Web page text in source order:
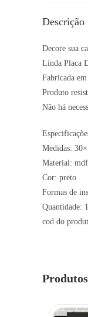
Descrição
Decore sua
Linda Placa
Fabricada
Produto
Não há
Medidas:
Material:
Cor: preto
Formas de
Quantidade:
cod do